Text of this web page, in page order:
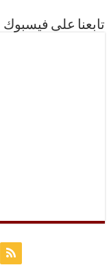
تابعنا على فيسبوك